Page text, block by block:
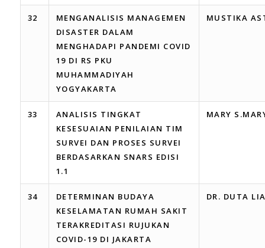
32
MENGANALISIS MANAGEMEN
DISASTER DALAM
MENGHADAPI PANDEMI COVID
19 DI RS PKU
MUHAMMADIYAH
YOGYAKARTA
MUSTIKA
33
ANALISIS TINGKAT
KESESUAIAN PENILAIAN TIM
SURVEI DAN PROSES SURVEI
BERDASARKAN SNARS EDISI
1.1
MARY
34
DETERMINAN BUDAYA
KESELAMATAN RUMAH SAKIT
TERAKREDITASI RUJUKAN
COVID-19 DI JAKARTA
DR. DUTA